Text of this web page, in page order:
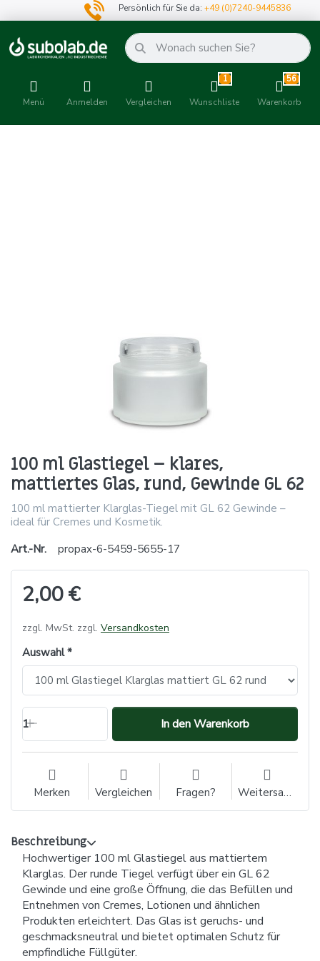
Persönlich für Sie da:+49 (0)7240-9445836
Menü Anmelden Vergleichen
1
Wunschliste
56
Warenkorb
100 ml Glastiegel – klares,
mattiertes Glas, rund, Gewinde GL 62
100 ml mattierter Klarglas-Tiegel mit GL 62 Gewinde –
ideal für Cremes und Kosmetik.
Art.-Nr.
propax-6-5459-5655-17
2,00 €
zzgl. MwSt. zzgl. Versandkosten
Auswahl
1 In den Warenkorb
Merken Vergleichen Fragen? Weitersagen
Beschreibung
Hochwertiger 100 ml Glastiegel aus mattiertem
Klarglas. Der runde Tiegel verfügt über ein GL 62
Gewinde und eine große Öffnung, die das Befüllen und
Entnehmen von Cremes, Lotionen und ähnlichen
Produkten erleichtert. Das Glas ist geruchs- und
geschmacksneutral und bietet optimalen Schutz für
empfindliche Füllgüter.